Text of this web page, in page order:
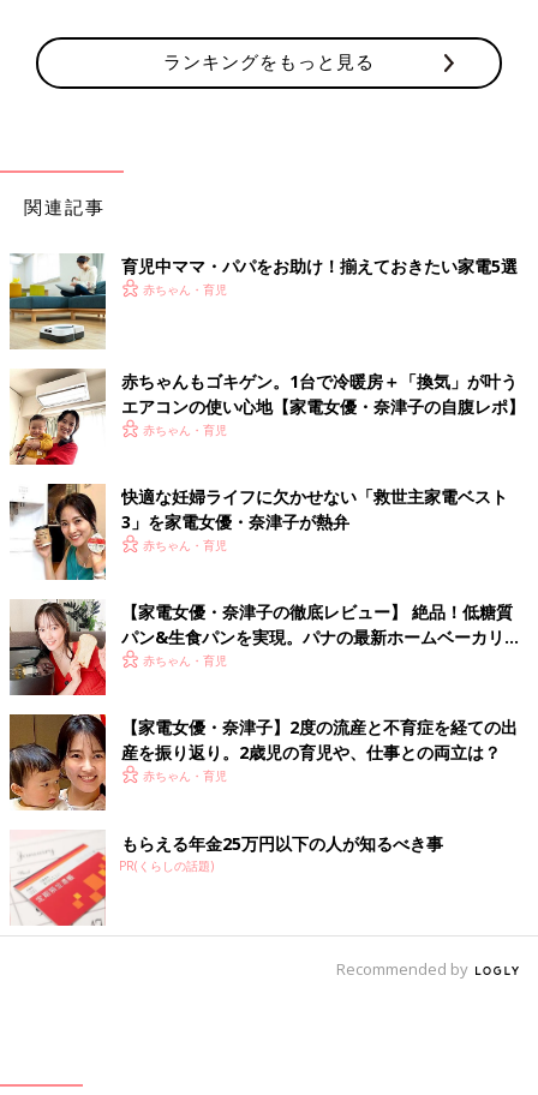
ランキングをもっと見る
関連記事
育児中ママ・パパをお助け！揃えておきたい家電5選
赤ちゃん・育児
赤ちゃんもゴキゲン。1台で冷暖房＋「換気」が叶う
エアコンの使い心地【家電女優・奈津子の自腹レポ】
赤ちゃん・育児
快適な妊婦ライフに欠かせない「救世主家電ベスト
3」を家電女優・奈津子が熱弁
赤ちゃん・育児
【家電女優・奈津子の徹底レビュー】 絶品！低糖質
パン&生食パンを実現。パナの最新ホームベーカリー
は食卓の救世主だった
赤ちゃん・育児
【家電女優・奈津子】2度の流産と不育症を経ての出
産を振り返り。2歳児の育児や、仕事との両立は？
赤ちゃん・育児
もらえる年金25万円以下の人が知るべき事
PR(くらしの話題)
Recommended by